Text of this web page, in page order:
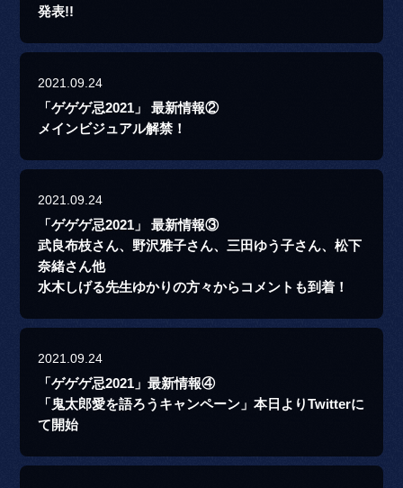
発表!!
2021.09.24
「ゲゲゲ忌2021」 最新情報②
メインビジュアル解禁！
2021.09.24
「ゲゲゲ忌2021」 最新情報③
武良布枝さん、野沢雅子さん、三田ゆう子さん、松下
奈緒さん他
水木しげる先生ゆかりの方々からコメントも到着！
2021.09.24
「ゲゲゲ忌2021」最新情報④
「鬼太郎愛を語ろうキャンペーン」本日よりTwitterに
て開始